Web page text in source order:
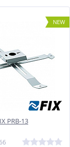
NEW
PRB-13